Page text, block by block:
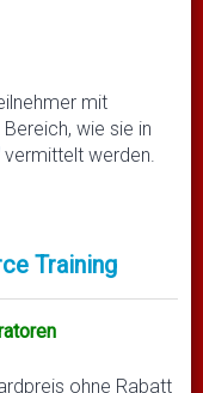
mit
wie sie in
vermittelt werden.
Training
ohne Rabatt